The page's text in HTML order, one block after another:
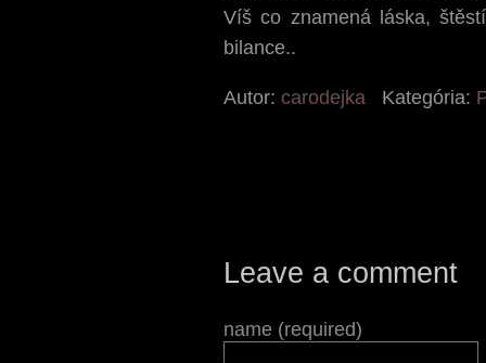
Víš co znamená láska,
bilance..
Autor: carodejka Kategória:
Leave a comment
name (required)